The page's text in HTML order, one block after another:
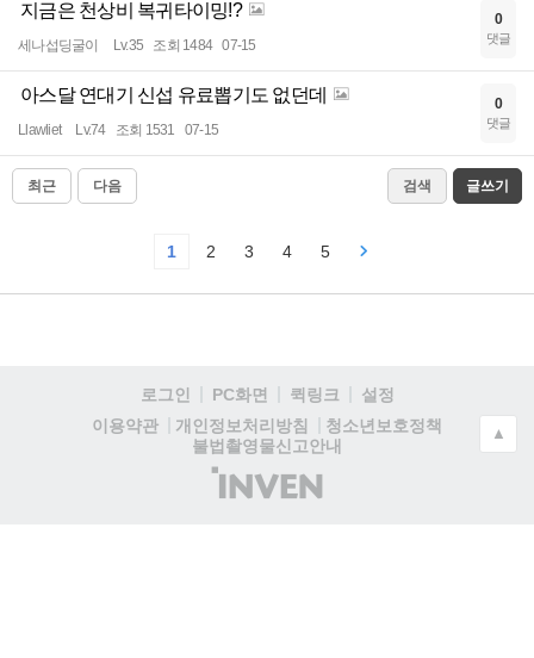
지금은 천상비 복귀타이밍!?
세나섭딩굴이 Lv.35 조회 1484 07-15
0
댓글
아스달 연대기 신섭 유료뽑기도 없던데
Llawliet Lv.74 조회 1531 07-15
0
댓글
최근 다음 검색 글쓰기
1 2 3 4 5
로그인 PC화면 퀵링크
설정
이용약관
개인정보처리방침
청소년보호정책
불법촬영물신고안내
(주)
인
▲